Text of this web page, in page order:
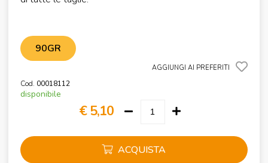
90GR
AGGIUNGI AI PREFERITI
Cod. 00018112
disponibile
€ 5,10
ACQUISTA